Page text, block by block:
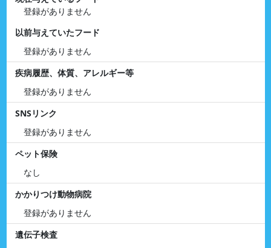
登録がありません
以前与えていたフード
登録がありません
疾病履歴、体質、アレルギー等
登録がありません
SNSリンク
登録がありません
ペット保険
なし
かかりつけ動物病院
登録がありません
遺伝子検査